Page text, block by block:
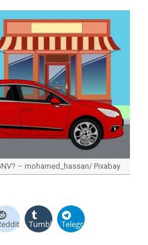
– mohamed_hassan/ Pixabay
Tumblr Telegram